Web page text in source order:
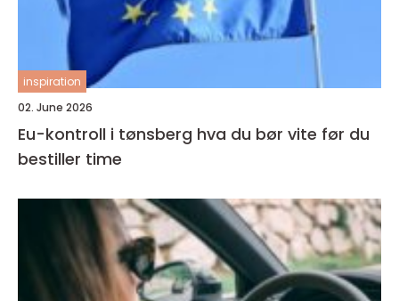
inspiration
02. June 2026
Eu-kontroll i tønsberg hva du bør vite før du
bestiller time